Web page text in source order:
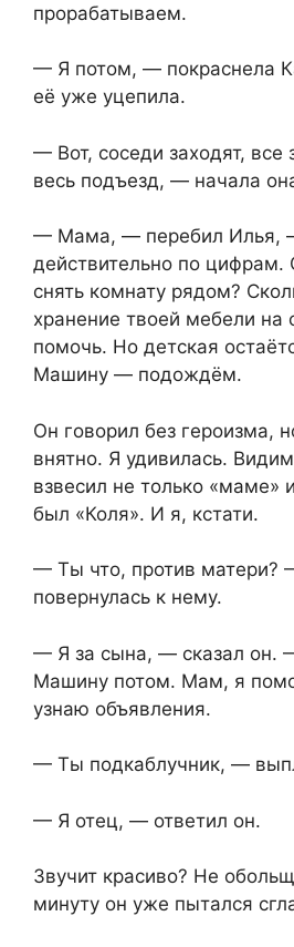
прорабатываем.
— Я потом, — покраснела
её уже уцепила.
— Вот, соседи заходят, все
весь подъезд, — начала
— Мама, — перебил Илья,
действительно по цифрам.
снять комнату рядом?
хранение твоей мебели на
помочь. Но детская
Машину — подождём.
Он говорил без героизма,
внятно. Я удивилась.
взвесил не только «маме»
был «Коля». И я, кстати.
— Ты что, против матери?
повернулась к нему.
— Я за сына, — сказал он.
Машину потом. Мам, я
узнаю объявления.
— Ты подкаблучник, —
— Я отец, — ответил он.
Звучит красиво? Не
минуту он уже пытался